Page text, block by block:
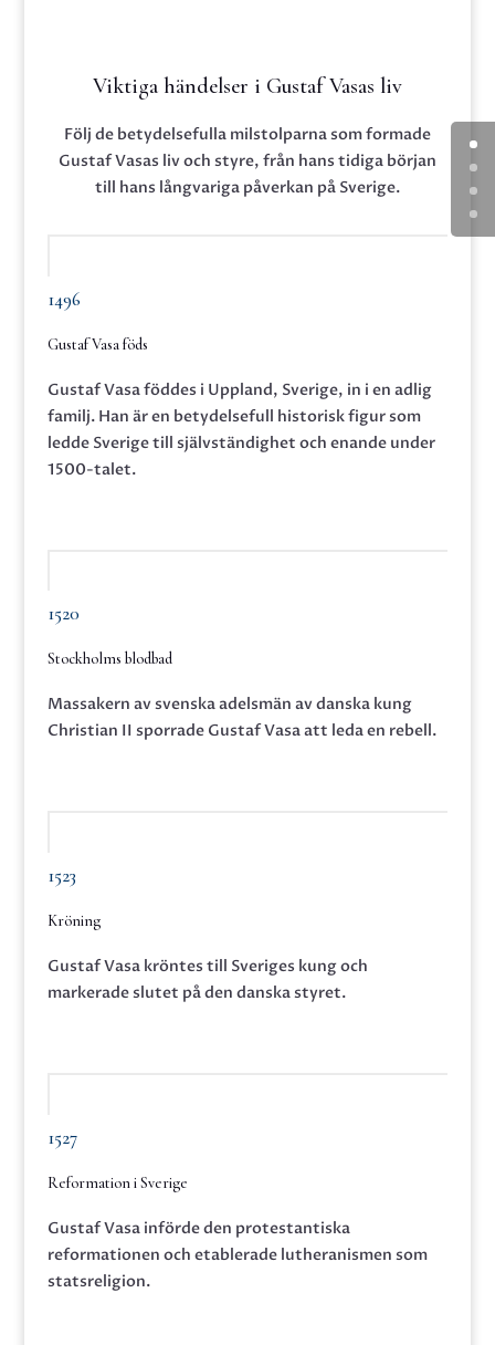
Viktiga händelser i Gustaf Vasas liv
Följ de betydelsefulla milstolparna som formade
Gustaf Vasas liv och styre, från hans tidiga början
till hans långvariga påverkan på Sverige.
1496
Gustaf Vasa föds
Gustaf Vasa föddes i Uppland, Sverige, in i en adlig
familj. Han är en betydelsefull historisk figur som
ledde Sverige till självständighet och enande under
1500-talet.
1520
Stockholms blodbad
Massakern av svenska adelsmän av danska kung
Christian II sporrade Gustaf Vasa att leda en rebell.
1523
Kröning
Gustaf Vasa kröntes till Sveriges kung och
markerade slutet på den danska styret.
1527
Reformation i Sverige
Gustaf Vasa införde den protestantiska
reformationen och etablerade lutheranismen som
statsreligion.